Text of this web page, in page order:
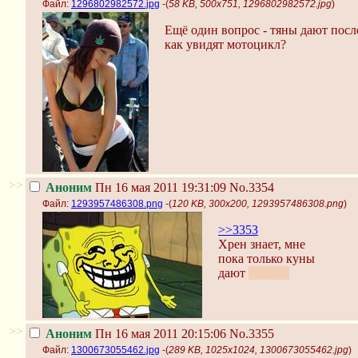
Файл: 1296802982572.jpg -(58 KB, 500x751, 1296802982572.jpg)
Ещё один вопрос - тяны дают
как увидят мотоцикл?
>> Аноним Пн 16 мая 2011 19:31:09 No.3354
Файл: 1293957486308.png -(120 KB, 300x200, 1293957486308.png)
>>3353
Хрен знает, мне
пока только куны
дают
>> Аноним Пн 16 мая 2011 20:15:06 No.3355
Файл: 1300673055462.jpg -(289 KB, 1025x1024, 1300673055462.jpg)